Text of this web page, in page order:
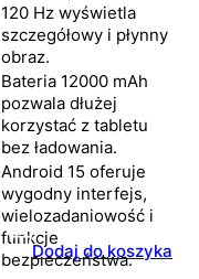
120 Hz wyświetla
szczegółowy i płynny
obraz.
Bateria 12000 mAh
pozwala dłużej
korzystać z tabletu
bez ładowania.
Android 15 oferuje
wygodny interfejs,
wielozadaniowość i
funkcje
bezpieczeństwa.
Dodaj do koszyka